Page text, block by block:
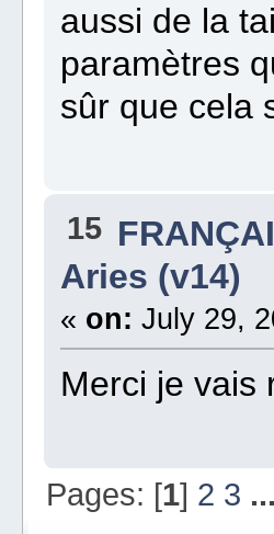
aussi de la
paramètres
sûr que cela
15
Aries (v14)
« on: July 29,
Merci je vais
Pages: [1] 2 3 ...